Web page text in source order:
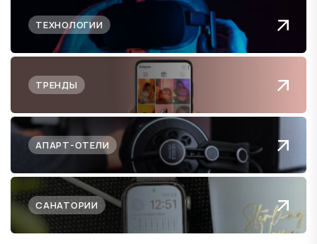
ТЕХНОЛОГИИ
ТРЕНДЫ
АПАРТ-ОТЕЛИ
САНАТОРИИ